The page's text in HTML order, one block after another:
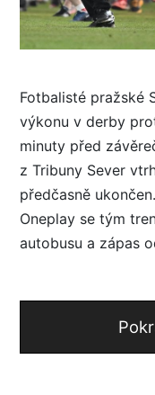
Fotbalisté pražské
výkonu v derby
minuty před
z Tribuny Sever
předčasně
Oneplay se tým
autobusu a zápas